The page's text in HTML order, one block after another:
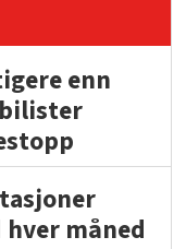
enn
hver måned